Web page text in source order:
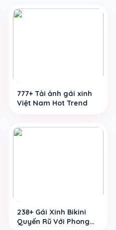
777+ Tải ảnh gái xinh
Việt Nam Hot Trend
238+ Gái Xinh Bikini
Quyến Rũ Với Phong